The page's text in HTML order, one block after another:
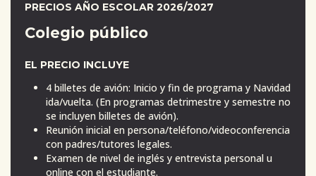
PRECIOS AÑO ESCOLAR 2026/2027
Colegio público
EL PRECIO INCLUYE
4 billetes de avión: Inicio y fin de programa y Navidad
ida/vuelta. (En programas detrimestre y semestre no
se incluyen billetes de avión).
Reunión inicial en persona/teléfono/videoconferencia
con padres/tutores legales.
Examen de nivel de inglés y entrevista personal u
online con el estudiante.